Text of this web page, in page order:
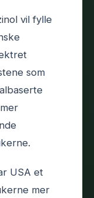
vil fylle
som
USA et
mer